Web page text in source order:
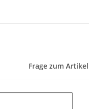
Frage zum Artikel